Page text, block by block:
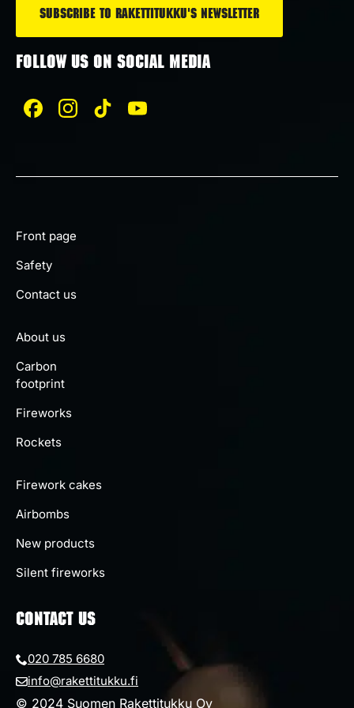
FOLLOW US ON SOCIAL MEDIA
© 2024 Suomen Rakettitukku Oy
Front page
Safety
Contact us
About us
Carbon
footprint
Fireworks
Rockets
Firework cakes
Airbombs
New products
Silent fireworks
CONTACT US
020 785 6680
info@rakettitukku.fi